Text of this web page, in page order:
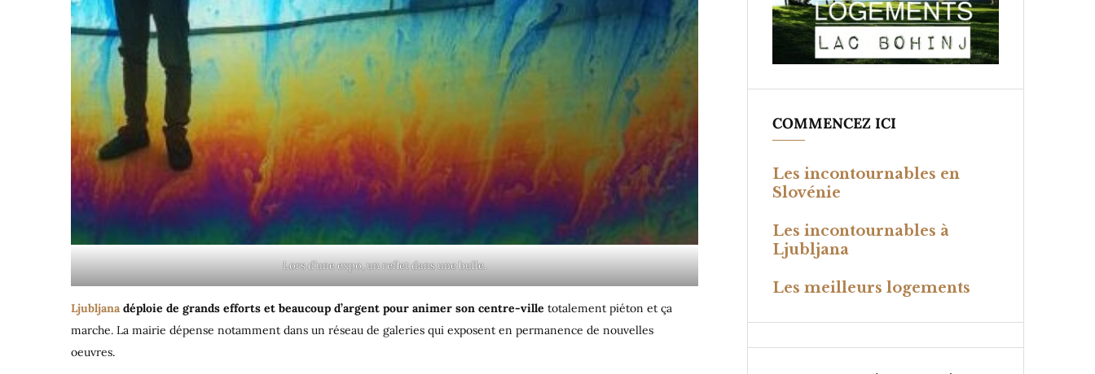
Lors d’une expo, un reflet dans une bulle.
Ljubljana déploie de grands efforts et beaucoup d’argent pour animer son centre-ville totalement piéton et ça
marche. La mairie dépense notamment dans un réseau de galeries qui exposent en permanence de nouvelles
oeuvres.
COMMENCEZ ICI
Les incontournables en
Slovénie
Les incontournables à
Ljubljana
Les meilleurs logements